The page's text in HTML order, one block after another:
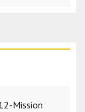
Mission